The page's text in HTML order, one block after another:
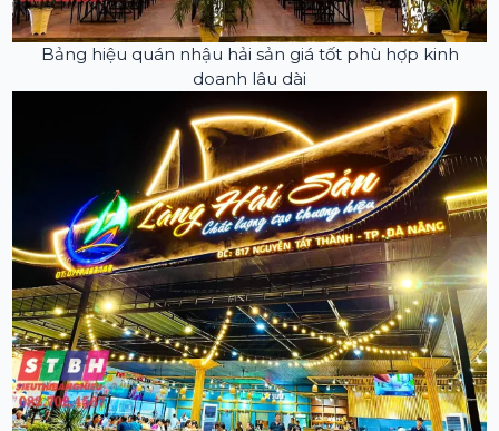
Bảng hiệu quán nhậu hải sản giá tốt phù hợp kinh
doanh lâu dài